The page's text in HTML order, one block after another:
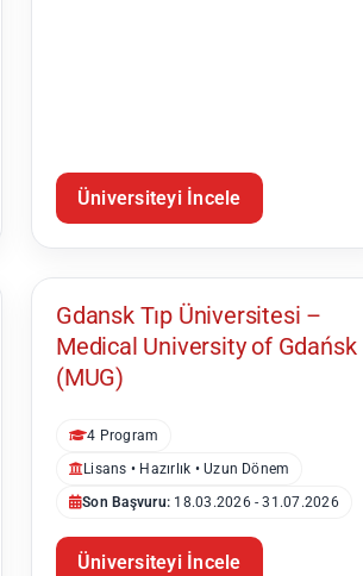
Üniversiteyi İncele
Gdańsk
Gdansk Tıp Üniversitesi –
Medical University of Gdańsk
(MUG)
4 Program
Lisans • Hazırlık • Uzun Dönem
Son Başvuru: 18.03.2026 - 31.07.2026
Üniversiteyi İncele